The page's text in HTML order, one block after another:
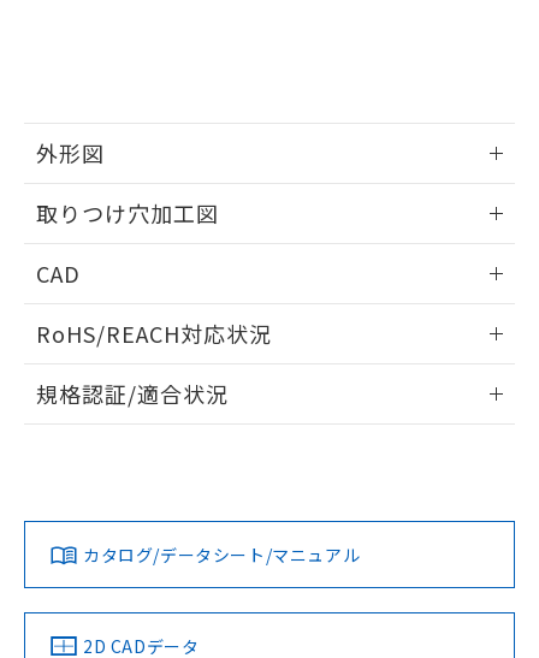
外形図
取りつけ穴加工図
CAD
ドすることができます。
ログイン/会員登録
ダウンロードデータをご利用いただく前に、以下を必ずお読
みください。
ソフトウェアの使用条件
RoHS/REACH対応状況
EU RoHS 注意事項・凡例
対応済み
中国 RoHS 注意事項・凡例
規格認証/適合状況
LR型式承認
（イギリス
船舶規格）
DNV型式承認
（ノルウェー
BV型式承認
（フランス
KR型式
（韓国
カタログ/データシート/マニュアル
2D CADデータ
事前の承諾なく第三者に漏洩または開
メンバーズにご登録されている必要が
あります。
および当社の共同利用者が、当社の製
品・サービスに関するお客様との取
引・商談に必要な範囲で利用すること
をご了承ください。
※当社の共同利用者とは、"個人情報
部品在庫の切り替え状況などにより、予定
月が前後することがあります。
下記の非含有証明書をダウンロードするこ
とができます。
EU RoHS指令（10物質）の非含有証明書
物質の対応では、対応完了までの期間は出
荷製品に未対応品が混在することから備考
欄に対応日を記載しておりました。
既に当社にて対応品への在庫切替を完了
「10」：通常の使用状況下において有害物
質が外部に漏えいし、環境に深刻な影響を
及ぼさない年数を意味します。
法に輸出するおそれがある場合は、取
り引きをいたしません。
合意する キャンセル
情報を公開していない機種